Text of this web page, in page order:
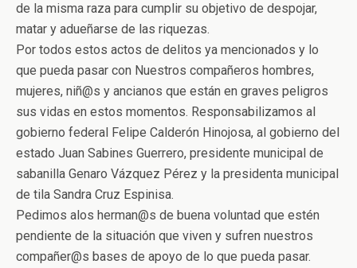
de la misma raza para cumplir su objetivo de despojar,
matar y adueñarse de las riquezas.
Por todos estos actos de delitos ya mencionados y lo
que pueda pasar con Nuestros compañeros hombres,
mujeres, niñ@s y ancianos que están en graves peligros
sus vidas en estos momentos. Responsabilizamos al
gobierno federal Felipe Calderón Hinojosa, al gobierno del
estado Juan Sabines Guerrero, presidente municipal de
sabanilla Genaro Vázquez Pérez y la presidenta municipal
de tila Sandra Cruz Espinisa.
Pedimos alos herman@s de buena voluntad que estén
pendiente de la situación que viven y sufren nuestros
compañer@s bases de apoyo de lo que pueda pasar.